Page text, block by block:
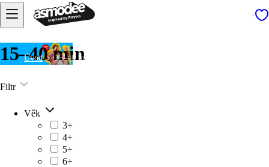
Úvod 15–40 min
15–40 min
Filtr
Věk
3+
4+
5+
6+